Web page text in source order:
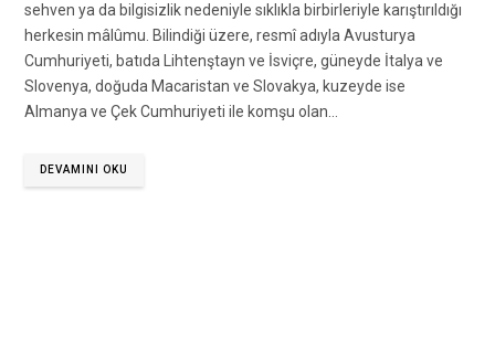
sehven ya da bilgisizlik nedeniyle sıklıkla birbirleriyle karıştırıldığı
herkesin mâlûmu. Bilindiği üzere, resmî adıyla Avusturya
Cumhuriyeti, batıda Lihtenştayn ve İsviçre, güneyde İtalya ve
Slovenya, doğuda Macaristan ve Slovakya, kuzeyde ise
Almanya ve Çek Cumhuriyeti ile komşu olan…
DEVAMINI OKU